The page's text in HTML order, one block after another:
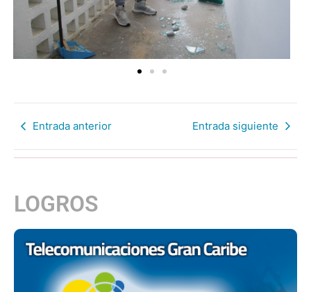
Entrada anterior Entrada siguiente
LOGROS